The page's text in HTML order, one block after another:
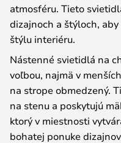
atmosféru. Tieto
dizajnoch a štýloch,
štýlu interiéru.
Nástenné svietidlá na
voľbou, najmä v
na strope obmedzený.
na stenu a poskytujú
ktorý v miestnosti
bohatej ponuke